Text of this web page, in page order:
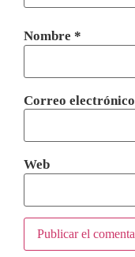
Nombre *
Correo electrónico
Web